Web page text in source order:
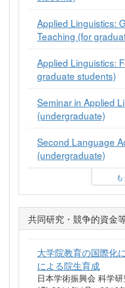
Applied Linguistics:
Teaching (for
Applied Linguistics:
graduate students)
Seminar in Applied
(undergraduate)
Second Language
(undergraduate)
共同研究・競争的資金
大学院教育の国際化
による院生育成
日本学術振興会 科学